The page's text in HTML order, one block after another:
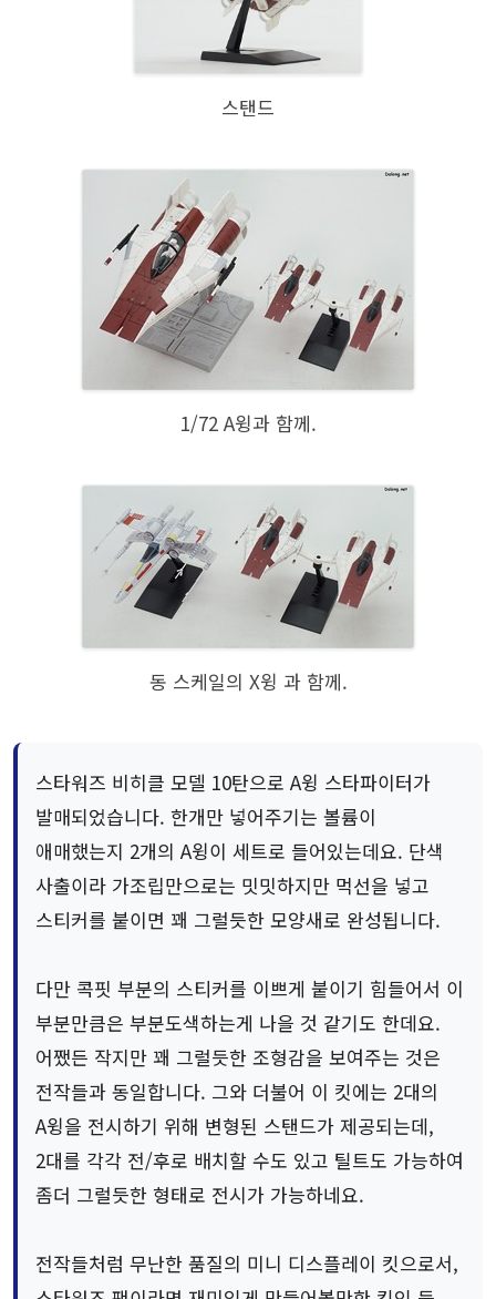
스탠드
1/72 A윙과 함께.
동 스케일의 X윙 과 함께.
스타워즈 비히클 모델 10탄으로 A윙 스타파이터가
발매되었습니다. 한개만 넣어주기는 볼륨이
애매했는지 2개의 A윙이 세트로 들어있는데요. 단색
사출이라 가조립만으로는 밋밋하지만 먹선을 넣고
스티커를 붙이면 꽤 그럴듯한 모양새로 완성됩니다.
다만 콕핏 부분의 스티커를 이쁘게 붙이기 힘들어서 이
부분만큼은 부분도색하는게 나을 것 같기도 한데요.
어쨌든 작지만 꽤 그럴듯한 조형감을 보여주는 것은
전작들과 동일합니다. 그와 더불어 이 킷에는 2대의
A윙을 전시하기 위해 변형된 스탠드가 제공되는데,
2대를 각각 전/후로 배치할 수도 있고 틸트도 가능하여
좀더 그럴듯한 형태로 전시가 가능하네요.
전작들처럼 무난한 품질의 미니 디스플레이 킷으로서,